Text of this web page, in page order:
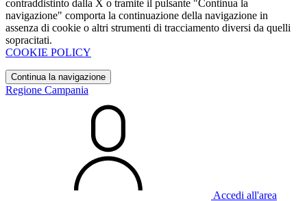
contraddistinto dalla X o tramite il pulsante "Continua la
navigazione" comporta la continuazione della navigazione in
assenza di cookie o altri strumenti di tracciamento diversi da quelli
sopracitati.
COOKIE POLICY
Continua la navigazione
Regione Campania
Accedi all'area